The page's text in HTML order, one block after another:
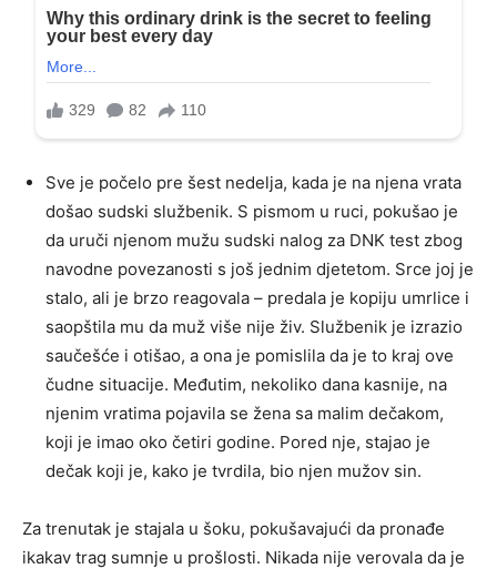
Sve je počelo pre šest nedelja, kada je na njena vrata
došao sudski službenik. S pismom u ruci, pokušao je
da uruči njenom mužu sudski nalog za DNK test zbog
navodne povezanosti s još jednim djetetom. Srce joj je
stalo, ali je brzo reagovala – predala je kopiju umrlice i
saopštila mu da muž više nije živ. Službenik je izrazio
saučešće i otišao, a ona je pomislila da je to kraj ove
čudne situacije. Međutim, nekoliko dana kasnije, na
njenim vratima pojavila se žena sa malim dečakom,
koji je imao oko četiri godine. Pored nje, stajao je
dečak koji je, kako je tvrdila, bio njen mužov sin.
Za trenutak je stajala u šoku, pokušavajući da pronađe
ikakav trag sumnje u prošlosti. Nikada nije verovala da je